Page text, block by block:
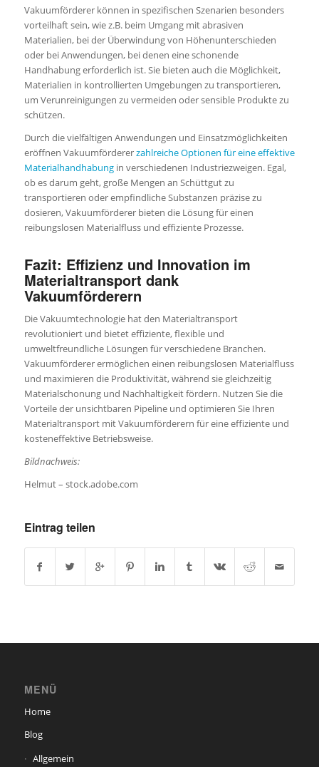
Vakuumförderer können in spezifischen Szenarien besonders
vorteilhaft sein, wie z.B. beim Umgang mit abrasiven
Materialien, bei der Überwindung von Höhenunterschieden
oder bei Anwendungen, bei denen eine schonende
Handhabung erforderlich ist. Sie bieten auch die Möglichkeit,
Materialien in kontrollierten Umgebungen zu transportieren,
um Verunreinigungen zu vermeiden oder sensible Produkte zu
schützen.
Durch die vielfältigen Anwendungen und Einsatzmöglichkeiten
eröffnen Vakuumfördererzahlreiche Optionen für eine effektive
Materialhandhabungin verschiedenen Industriezweigen. Egal,
ob es darum geht, große Mengen an Schüttgut zu
transportieren oder empfindliche Substanzen präzise zu
dosieren, Vakuumförderer bieten die Lösung für einen
reibungslosen Materialfluss und effiziente Prozesse.
Fazit: Effizienz und Innovation im
Materialtransport dank
Vakuumförderern
Die Vakuumtechnologie hat den Materialtransport
revolutioniert und bietet effiziente, flexible und
umweltfreundliche Lösungen für verschiedene Branchen.
Vakuumförderer ermöglichen einen reibungslosen Materialfluss
und maximieren die Produktivität, während sie gleichzeitig
Materialschonung und Nachhaltigkeit fördern. Nutzen Sie die
Vorteile der unsichtbaren Pipeline und optimieren Sie Ihren
Materialtransport mit Vakuumförderern für eine effiziente und
kosteneffektive Betriebsweise.
Bildnachweis:
Helmut – stock.adobe.com
Eintrag teilen
MENÜ
Home
Blog
Allgemein